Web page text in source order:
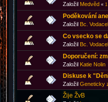
Založil Medvěd « 1
Poděkování
Založil Bc.
Co vsecko se
Založil Bc.
Doporučení:
Založil Katie Nolin
Diskuse k
Založil Geneticky
Žije ŽvB